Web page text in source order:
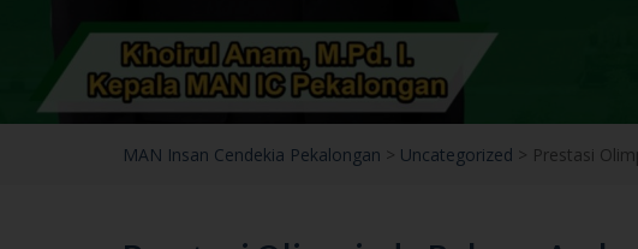
Prestasi
Prestasi Olimpiade Bahasa
Propinsi Jawa Tengah.